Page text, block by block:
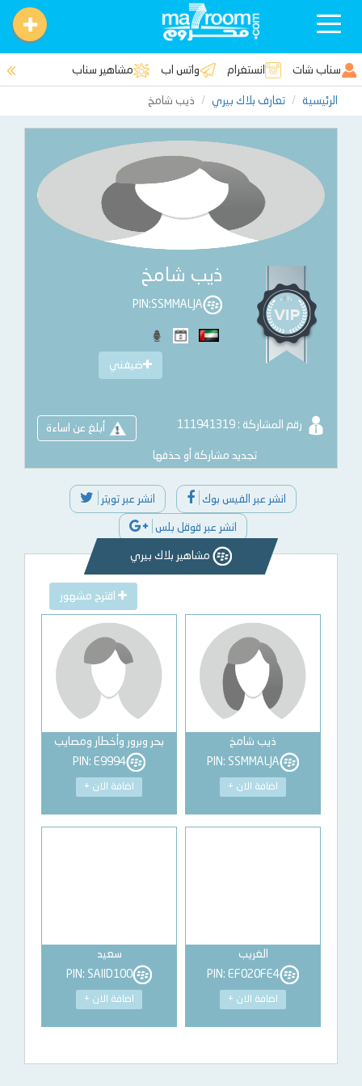
Toggle
سناب شات انستغرام واتس اب مشاهير سناب
الرئيسية تعارف بلاك بيري ذيب شامخ
ذيب شامخ
PIN:SSMMALJA
ضيفني
رقم المشاركة : 111941319 أبلغ عن اساءة
تجديد مشاركة أو حذفها
انشر عبر الفيس بوك انشر عبر تويتر
انشر عبر قوقل بلس
مشاهير بلاك بيري
اقترح مشهور
ذيب شامخ
PIN: SSMMALJA
اضافة الان +
بحر وبرور وأخطار ومصايب
PIN: E9994
اضافة الان +
الغريب
PIN: EF020FE4
اضافة الان +
سعيد
PIN: SAIID100
اضافة الان +